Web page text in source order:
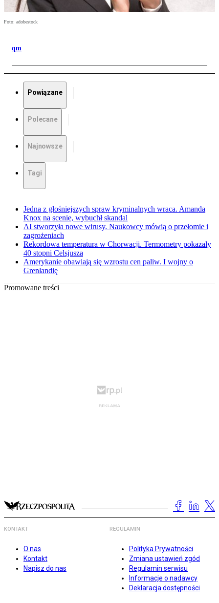
Foto: adobestock
qm
Powiązane
Polecane
Najnowsze
Tagi
Jedna z głośniejszych spraw kryminalnych wraca. Amanda
Knox na scenie, wybuchł skandal
AI stworzyła nowe wirusy. Naukowcy mówią o przełomie i
zagrożeniach
Rekordowa temperatura w Chorwacji. Termometry pokazały
40 stopni Celsjusza
Amerykanie obawiają się wzrostu cen paliw. I wojny o
Grenlandię
Promowane treści
KONTAKT
O nas
Kontakt
Napisz do nas
REGULAMIN
Polityka Prywatności
Zmiana ustawień zgód
Regulamin serwisu
Informacje o nadawcy
Deklaracja dostępności